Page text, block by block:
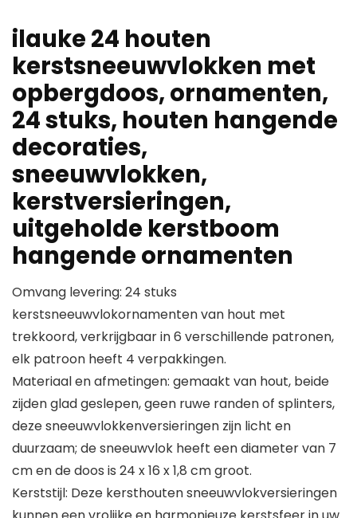
ilauke 24 houten
kerstsneeuwvlokken met
opbergdoos, ornamenten,
24 stuks, houten hangende
decoraties,
sneeuwvlokken,
kerstversieringen,
uitgeholde kerstboom
hangende ornamenten
Omvang levering: 24 stuks
kerstsneeuwvlokornamenten van hout met
trekkoord, verkrijgbaar in 6 verschillende patronen,
elk patroon heeft 4 verpakkingen.
Materiaal en afmetingen: gemaakt van hout, beide
zijden glad geslepen, geen ruwe randen of splinters,
deze sneeuwvlokkenversieringen zijn licht en
duurzaam; de sneeuwvlok heeft een diameter van 7
cm en de doos is 24 x 16 x 1,8 cm groot.
Kerststijl: Deze kersthouten sneeuwvlokversieringen